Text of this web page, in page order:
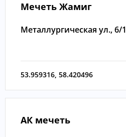
Мечеть Жамиг
Металлургическая ул., 6/1
53.959316, 58.420496
АК мечеть